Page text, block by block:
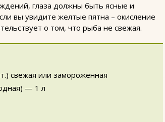
глаза должны быть ясные и
вы увидите желтые пятна – окисление
о том, что рыба не свежая.
свежая или замороженная
— 1 л